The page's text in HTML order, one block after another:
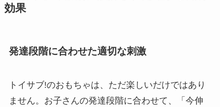
効果
発達段階に合わせた適切な刺激
トイサブ!のおもちゃは、ただ楽しいだけではあり
ません。お子さんの発達段階に合わせて、「今伸